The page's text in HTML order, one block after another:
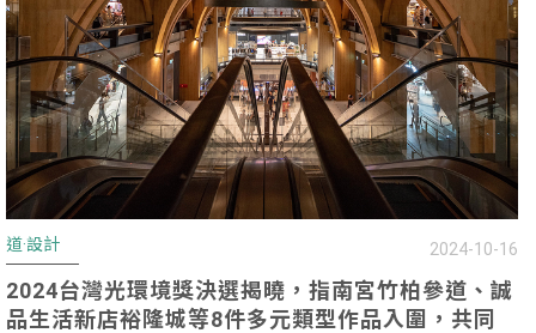
道·設計 2024-10-16
2024台灣光環境獎決選揭曉，指南宮竹柏參道、誠
品生活新店裕隆城等8件多元類型作品入圍，共同